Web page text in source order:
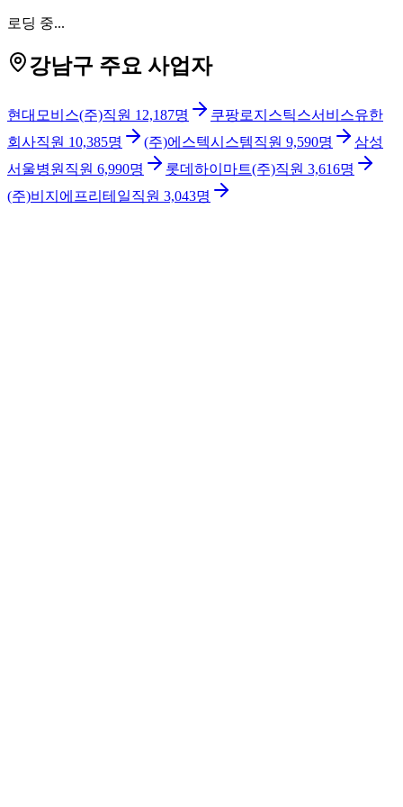
로딩 중...
강남구 주요 사업자
현대모비스(주)직원 12,187명
쿠팡로지스틱스서비스유한
회사직원 10,385명 (주)에스텍시스템직원 9,590명
삼성
서울병원 직원 6,990명 롯데하이마트(주)직원 3,616명
(주)비지에프리테일직원 3,043명